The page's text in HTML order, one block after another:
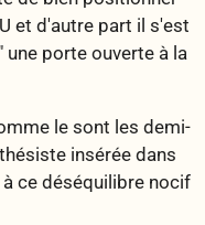
et d'autre part il s'est
porte ouverte à la
le sont les demi-
insérée dans
ce déséquilibre nocif